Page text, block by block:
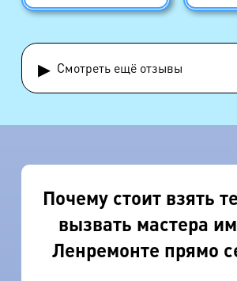
▸ Смотреть ещё отзывы
Почему стоит взять
вызвать мастера
Ленремонте прямо